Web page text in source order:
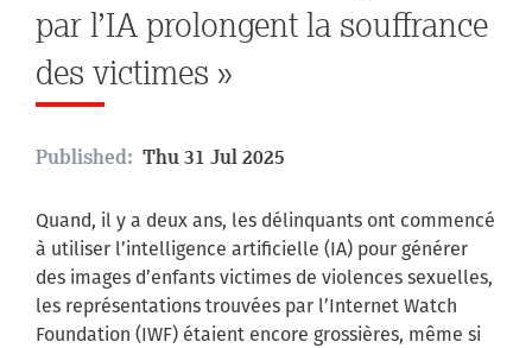
par l’IA prolongent la souffrance
des victimes »
Published: Thu 31 Jul 2025
Quand, il y a deux ans, les délinquants ont commencé
à utiliser l’intelligence artificielle (IA) pour générer
des images d’enfants victimes de violences sexuelles,
les représentations trouvées par l’Internet Watch
Foundation (IWF) étaient encore grossières, même si